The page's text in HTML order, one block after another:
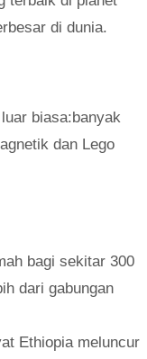
di dunia.
biasa:banyak
dan Lego
bagi sekitar 300
dari gabungan
Ethiopia meluncur